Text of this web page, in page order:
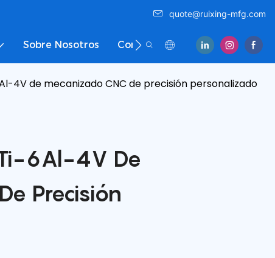
quote@ruixing-mfg.com
Sobre Nosotros Contáctenos
4V de mecanizado CNC de precisión personalizado
6Al-4V De
Precisión